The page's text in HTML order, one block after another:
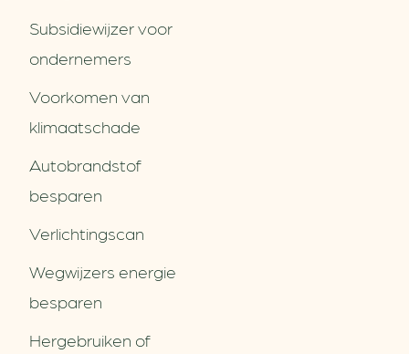
Subsidiewijzer voor
ondernemers
Voorkomen van
klimaatschade
Autobrandstof
besparen
Verlichtingscan
Wegwijzers energie
besparen
Hergebruiken of